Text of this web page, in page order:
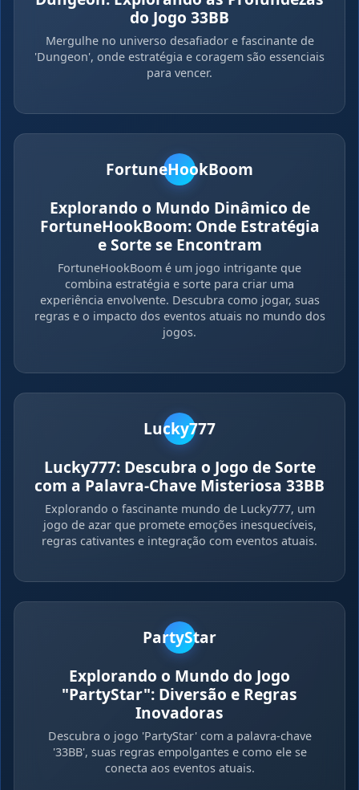
do Jogo 33BB
Mergulhe no universo desafiador e fascinante de
'Dungeon', onde estratégia e coragem são essenciais
para vencer.
FortuneHookBoom
Explorando o Mundo Dinâmico de
FortuneHookBoom: Onde Estratégia
e Sorte se Encontram
FortuneHookBoom é um jogo intrigante que
combina estratégia e sorte para criar uma
experiência envolvente. Descubra como jogar, suas
regras e o impacto dos eventos atuais no mundo dos
jogos.
Lucky777
Lucky777: Descubra o Jogo de Sorte
com a Palavra-Chave Misteriosa 33BB
Explorando o fascinante mundo de Lucky777, um
jogo de azar que promete emoções inesquecíveis,
regras cativantes e integração com eventos atuais.
PartyStar
Explorando o Mundo do Jogo
"PartyStar": Diversão e Regras
Inovadoras
Descubra o jogo 'PartyStar' com a palavra-chave
'33BB', suas regras empolgantes e como ele se
conecta aos eventos atuais.